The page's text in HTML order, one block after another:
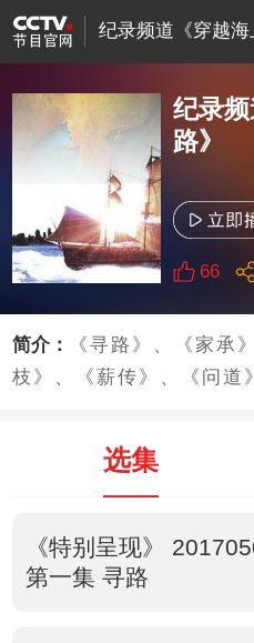
纪录频道《穿越海
纪录
路》
66
简介：
《寻路》、《家承
枝》、《薪传》、《问道
选集
《特别呈现》
第一集 寻路